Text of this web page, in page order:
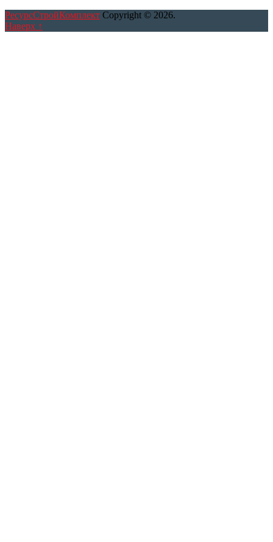
РесурсСтройКомплект Copyright © 2026.
Наверх ↑